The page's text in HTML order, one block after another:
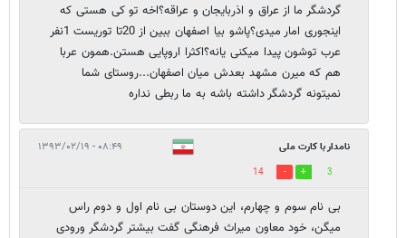
گردشگر ما از عراق و اذربایجان و عراقه؟اخه تو کی هستی که
اینجوری امار میدی؟پاشو بیا اصفهان ببین از 20تا توریست 1نفر
عرب توشون پیدا میکنی یانه؟اکثرا اروپایی هستن.همون عربا
هم که میرن مشهد بعدش میان اصفهان...روستای شما
نمیتونه گردشگر داشته باشه به ما ربطی نداره
نامدار با کارت ملی ۰۸:۴۹ - ۱۳۹۳/۰۲/۱۹
3
14
بی نام سوم و چهارم، این دوستان بی نام اول و دوم راس
میگن، خود معاون میراث فرهنگی گفت بیشتر گردشگر ورودی